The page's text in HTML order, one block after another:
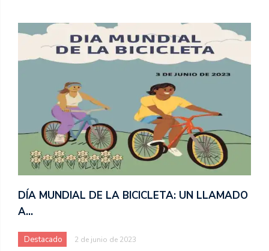
DÍA MUNDIAL DE LA BICICLETA: UN LLAMADO
A…
Destacado 2 de junio de 2023